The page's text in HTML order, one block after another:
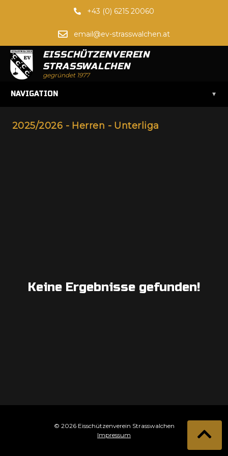
+43 (0) 6215 20060
email@ev-strasswalchen.at
EISSCHÜTZENVEREIN
STRASSWALCHEN
gegründet 1977
NAVIGATION ▾
2025/2026 - Herren - Unterliga
Keine Ergebnisse gefunden!
© 2026 Eisschützenverein Strasswalchen
Impressum